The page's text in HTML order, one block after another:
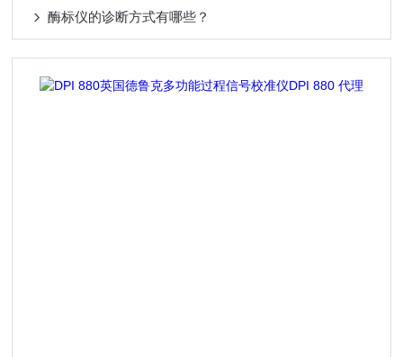
酶标仪的诊断方式有哪些？